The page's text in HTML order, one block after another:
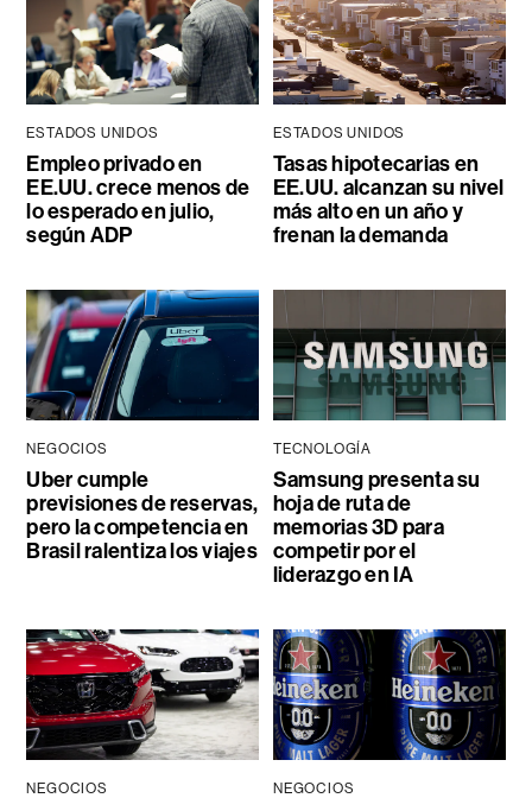
ESTADOS UNIDOS
Empleo privado en
EE.UU. crece menos de
lo esperado en julio,
según ADP
ESTADOS UNIDOS
Tasas hipotecarias en
EE.UU. alcanzan su nivel
más alto en un año y
frenan la demanda
NEGOCIOS
Uber cumple
previsiones de reservas,
pero la competencia en
Brasil ralentiza los viajes
TECNOLOGÍA
Samsung presenta su
hoja de ruta de
memorias 3D para
competir por el
liderazgo en IA
NEGOCIOS NEGOCIOS